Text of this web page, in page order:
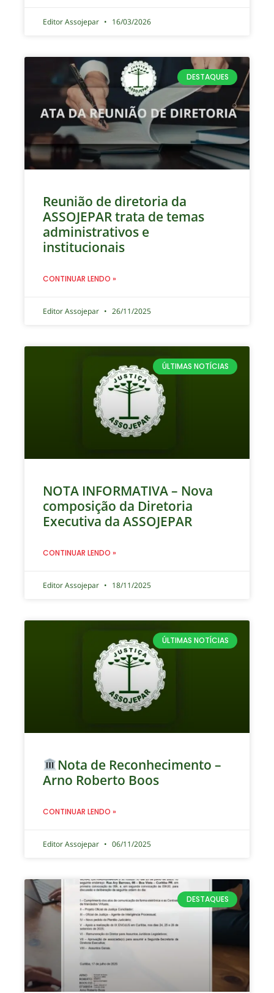
Editor Assojepar 16/03/2026
DESTAQUES
Reunião de diretoria da
ASSOJEPAR trata de temas
administrativos e
institucionais
CONTINUAR LENDO »
Editor Assojepar 26/11/2025
ÚLTIMAS NOTÍCIAS
NOTA INFORMATIVA – Nova
composição da Diretoria
Executiva da ASSOJEPAR
CONTINUAR LENDO »
Editor Assojepar 18/11/2025
ÚLTIMAS NOTÍCIAS
Nota de Reconhecimento –
Arno Roberto Boos
CONTINUAR LENDO »
Editor Assojepar 06/11/2025
DESTAQUES